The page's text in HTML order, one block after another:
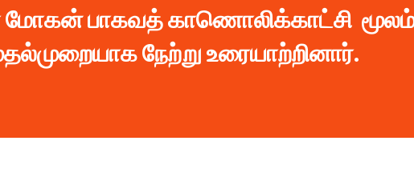
பாகவத் காணொலிக்காட்சி
நேற்று உரையாற்றினார்.